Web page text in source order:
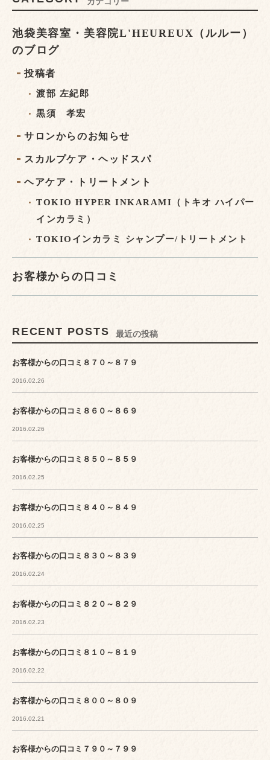
池袋美容室・美容院L'HEUREUX（ルルー）
のブログ
投稿者
渡部 左紀郎
黒須 孝宏
サロンからのお知らせ
スカルプケア・ヘッドスパ
ヘアケア・トリートメント
TOKIO HYPER INKARAMI（トキオ ハイパー
インカラミ）
TOKIOインカラミ シャンプー/トリートメント
お客様からの口コミ
RECENT POSTS 最近の投稿
お客様からの口コミ８７０～８７９
2016.02.26
お客様からの口コミ８６０～８６９
2016.02.26
お客様からの口コミ８５０～８５９
2016.02.25
お客様からの口コミ８４０～８４９
2016.02.25
お客様からの口コミ８３０～８３９
2016.02.24
お客様からの口コミ８２０～８２９
2016.02.23
お客様からの口コミ８１０～８１９
2016.02.22
お客様からの口コミ８００～８０９
2016.02.21
お客様からの口コミ７９０～７９９